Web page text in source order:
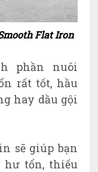
Flat Iron
phần nuôi
rất tốt, hầu
hay dầu gội
sẽ giúp bạn
hư tổn, thiếu